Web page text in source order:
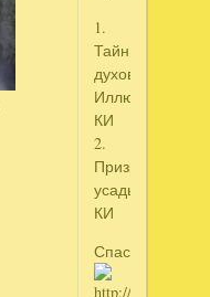
1.
Тайны
духов.
Иллюзии.
КИ
2.
Призрачная
усадьба.
КИ
Спасибо